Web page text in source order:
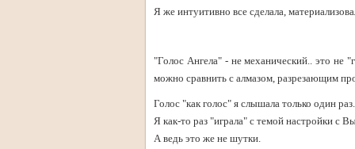
Я же интуитивно все сделала,
"Голос Ангела" - не механический.. это не
можно сравнить с алмазом, разрезающим
Голос "как голос" я слышала только один
Я как-то раз "играла" с темой настройки с
А ведь это же не шутки.